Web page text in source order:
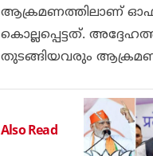
ആക്രമണത്തിലാണ്
കൊല്ലപ്പെട്ടത്.
തുടങ്ങിയവരും
Also Read